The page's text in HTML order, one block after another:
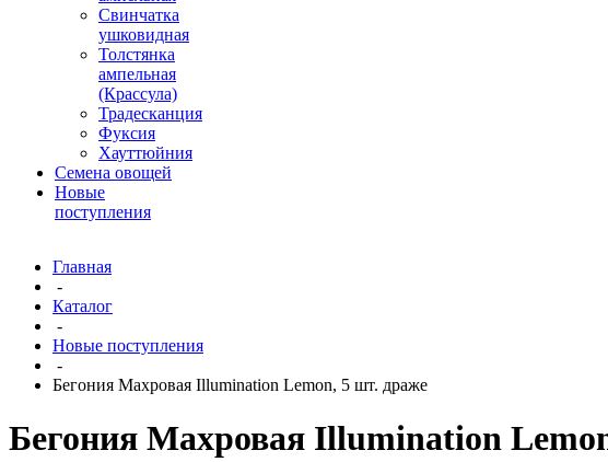
Свинчатка
ушковидная
Толстянка
ампельная
(Крассула)
Традесканция
Фуксия
Хауттюйния
Семена овощей
Новые
поступления
Главная
-
Каталог
-
Новые поступления
-
Бегония Махровая Illumination Lemon, 5 шт. драже
Бегония Махровая Illumination